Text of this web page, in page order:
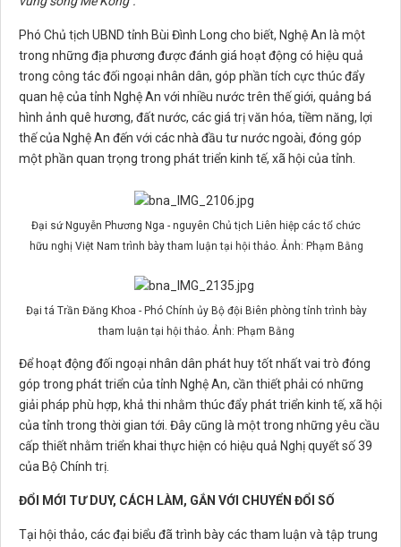
Phó Chủ tịch UBND tỉnh Bùi Đình Long cho biết, Nghệ An là một
trong những địa phương được đánh giá hoạt động có hiệu quả
trong công tác đối ngoại nhân dân, góp phần tích cực thúc đẩy
quan hệ của tỉnh Nghệ An với nhiều nước trên thế giới, quảng bá
hình ảnh quê hương, đất nước, các giá trị văn hóa, tiềm năng, lợi
thế của Nghệ An đến với các nhà đầu tư nước ngoài, đóng góp
một phần quan trọng trong phát triển kinh tế, xã hội của tỉnh.
Đại sứ Nguyễn Phương Nga - nguyên Chủ tịch Liên hiệp các tổ chức
hữu nghị Việt Nam trình bày tham luận tại hội thảo. Ảnh: Phạm Bằng
Đại tá Trần Đăng Khoa - Phó Chính ủy Bộ đội Biên phòng tỉnh trình bày
tham luận tại hội thảo. Ảnh: Phạm Bằng
Để hoạt động đối ngoại nhân dân phát huy tốt nhất vai trò đóng
góp trong phát triển của tỉnh Nghệ An, cần thiết phải có những
giải pháp phù hợp, khả thi nhằm thúc đẩy phát triển kinh tế, xã hội
của tỉnh trong thời gian tới. Đây cũng là một trong những yêu cầu
cấp thiết nhằm triển khai thực hiện có hiệu quả Nghị quyết số 39
của Bộ Chính trị.
ĐỔI MỚI TƯ DUY, CÁCH LÀM, GẮN VỚI CHUYỂN ĐỔI SỐ
Tại hội thảo, các đại biểu đã trình bày các tham luận và tập trung